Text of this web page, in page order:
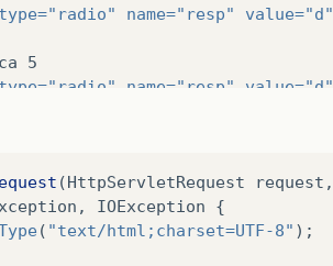
type="radio" name="resp" value="d"
type="radio" name="resp" value="d"
(HttpServletRequest request ,
, IOException
{
( "text/html;charset=UTF-8" );